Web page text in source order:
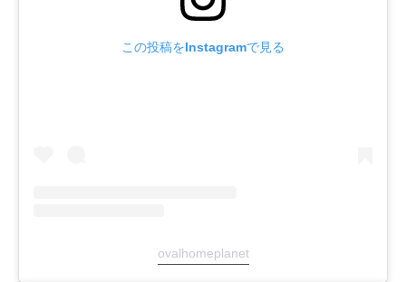
この投稿をInstagramで見る
ovalhomeplanet